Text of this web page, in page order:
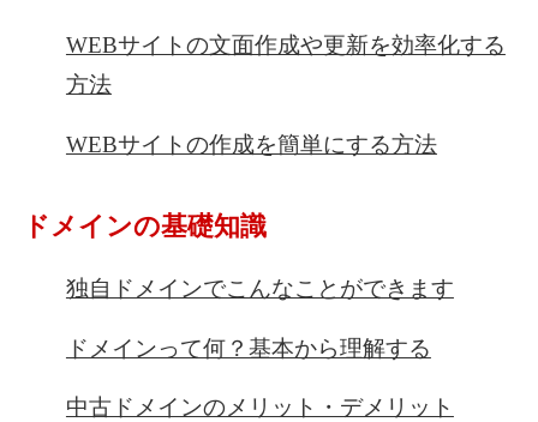
WEBサイトの文面作成や更新を効率化する
方法
WEBサイトの作成を簡単にする方法
ドメインの基礎知識
独自ドメインでこんなことができます
ドメインって何？基本から理解する
中古ドメインのメリット・デメリット